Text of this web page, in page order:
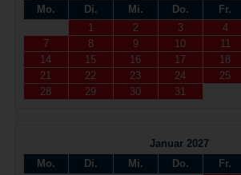
Mo.
Di. Mi. Do. Fr.
1
2 3 4
7
8 9 10 11
14
15 16 17 18
21
22 23 24 25
28
29 30 31
Januar 2027
Mo.
Di. Mi. Do. Fr.